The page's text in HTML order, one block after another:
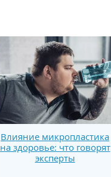
Влияние микропластика
на здоровье: что говорят
эксперты